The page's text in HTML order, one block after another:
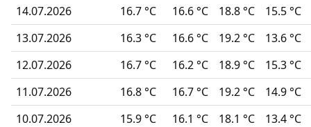
14.07.2026
16.7 °C 16.6 °C 18.8 °C
15.5 °C
13.07.2026
16.3 °C 16.6 °C 19.2 °C
13.6 °C
12.07.2026
16.7 °C 16.2 °C 18.9 °C
15.3 °C
11.07.2026
16.8 °C 16.7 °C 19.2 °C
14.9 °C
10.07.2026
15.9 °C 16.1 °C 18.1 °C 13.4 °C